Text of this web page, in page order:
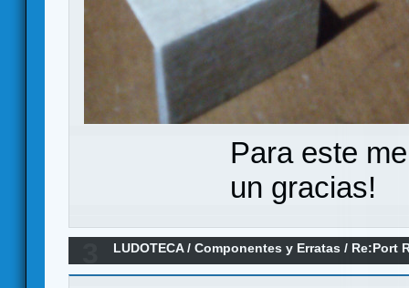
Para este
un gracias!
LUDOTECA/Componentes y Erratas / Re:Port